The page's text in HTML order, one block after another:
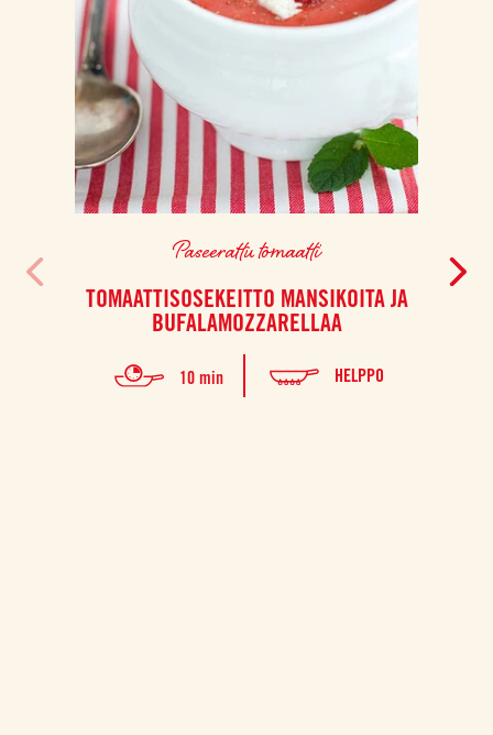
Paseerattu tomaatti
TOMAATTISOSEKEITTO MANSIKOITA JA
BUFALAMOZZARELLAA
10 min HELPPO